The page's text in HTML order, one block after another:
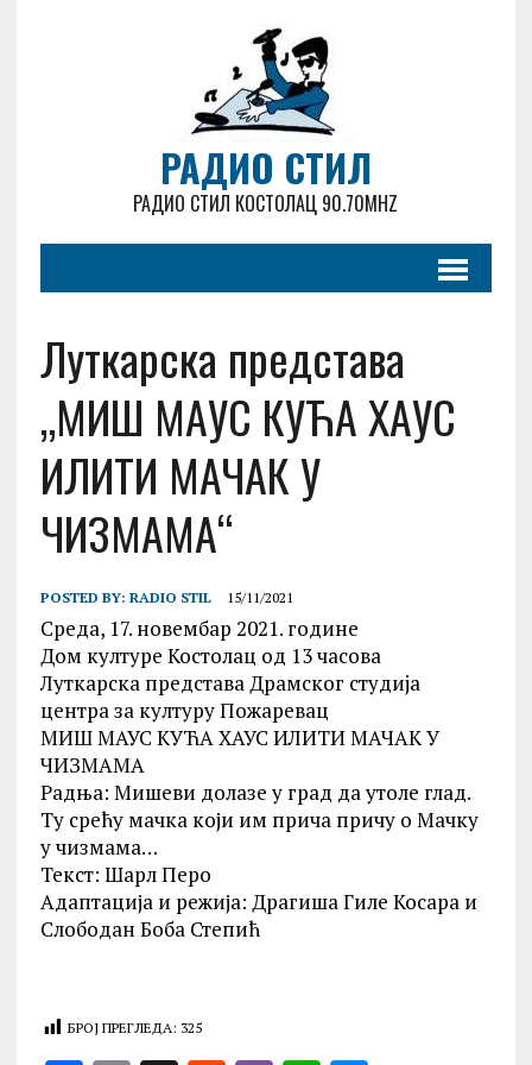
РАДИО СТИЛ
РАДИО СТИЛ КОСТОЛАЦ 90.70MHZ
Луткарска представа
„МИШ МАУС КУЋА ХАУС
ИЛИТИ МАЧАК У
ЧИЗМАМА“
POSTED BY: RADIO STIL 15/11/2021
Среда, 17. новембар 2021. године
Дом културе Костолац од 13 часова
Луткарска представа Драмског студиjа
центра за културу Пожаревац
МИШ МАУС КУЋА ХАУС ИЛИТИ МАЧАК У
ЧИЗМАМА
Радња: Мишеви долазе у град да утоле глад.
Ту срећу мачка који им прича причу о Мачку
у чизмама…
Текст: Шарл Перо
Адаптација и режија: Драгиша Гиле Косара и
Слободан Боба Степић
БРОЈ ПРЕГЛЕДА: 325